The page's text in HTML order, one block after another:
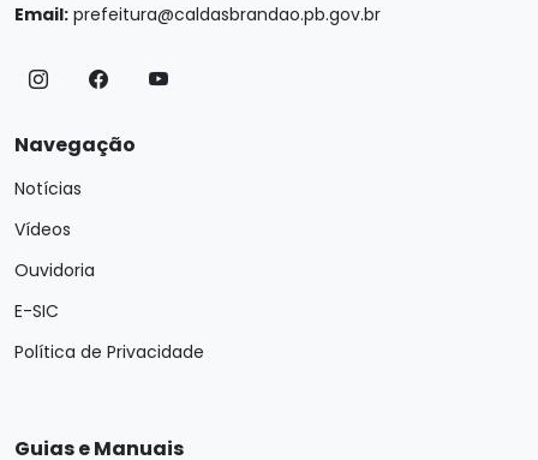
Email: prefeitura@caldasbrandao.pb.gov.br
Navegação
Notícias
Vídeos
Ouvidoria
E-SIC
Política de Privacidade
Guias e Manuais